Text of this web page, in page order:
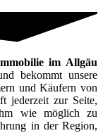
im Allgäu
bekommt unsere
und Käufern von
jederzeit zur Seite,
wie möglich zu
in der Region,